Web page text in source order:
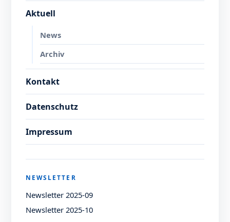
Aktuell
News
Archiv
Kontakt
Datenschutz
Impressum
NEWSLETTER
Newsletter 2025-09
Newsletter 2025-10